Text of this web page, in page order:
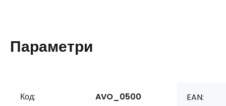
Параметри
Код: AVO_0500 EAN: